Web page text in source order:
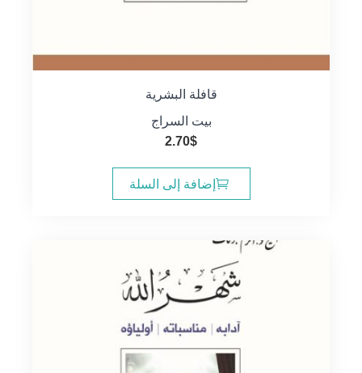
قافلة البشرية
بيت السراج
2.70$
إضافة إلى السلة